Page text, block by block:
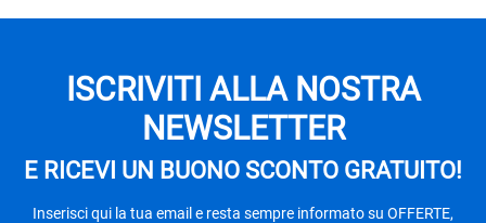
ISCRIVITI ALLA NOSTRA
NEWSLETTER
E RICEVI UN BUONO SCONTO GRATUITO!
Inserisci qui la tua email e resta sempre informato su OFFERTE,